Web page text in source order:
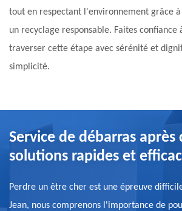
tout en respectant l'environnement grâce
un recyclage responsable. Faites confiance
traverser cette étape avec sérénité et
simplicité.
Service de débarras après
solutions rapides et
Perdre un être cher est une épreuve
Jean, nous comprenons l'importance de